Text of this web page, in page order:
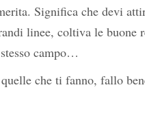
Significa che devi
linee, coltiva le buone
campo…
che ti fanno, fallo